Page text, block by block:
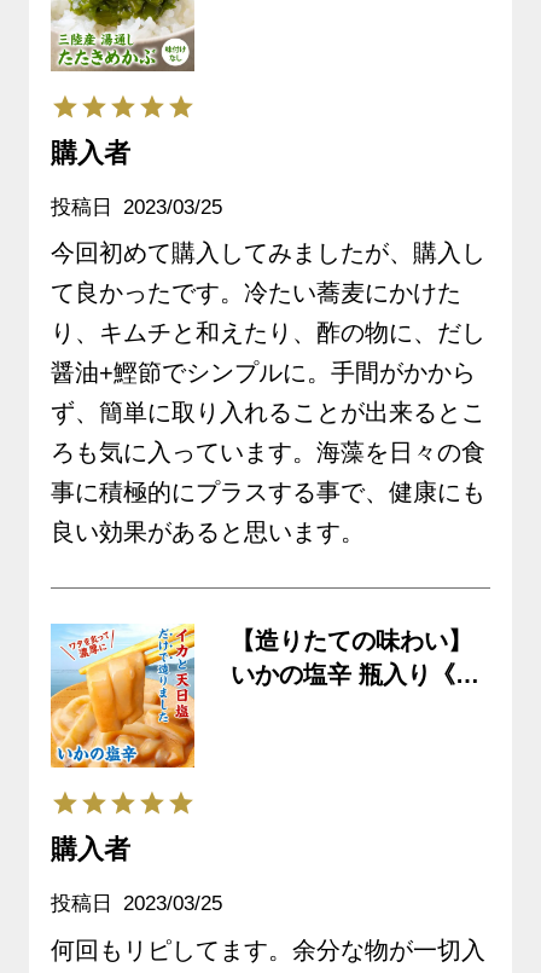
購入者
投稿日 2023/03/25
今回初めて購入してみましたが、購入し
て良かったです。冷たい蕎麦にかけた
り、キムチと和えたり、酢の物に、だし
醤油+鰹節でシンプルに。手間がかから
ず、簡単に取り入れることが出来るとこ
ろも気に入っています。海藻を日々の食
事に積極的にプラスする事で、健康にも
良い効果があると思います。
【造りたての味わい】
いかの塩辛 瓶入り《ク
購入者
投稿日 2023/03/25
何回もリピしてます。余分な物が一切入